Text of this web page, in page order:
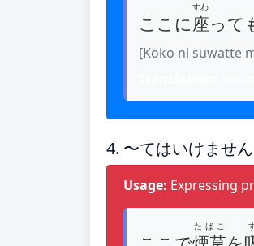
ここに座
すわ
って
[Koko ni suwatte
4. 〜てはいけませ
Usage: Expressing
たばこ